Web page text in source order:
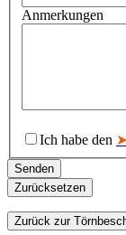
Anmerkungen
Ich habe den
Senden
Zurücksetzen
Zurück zur